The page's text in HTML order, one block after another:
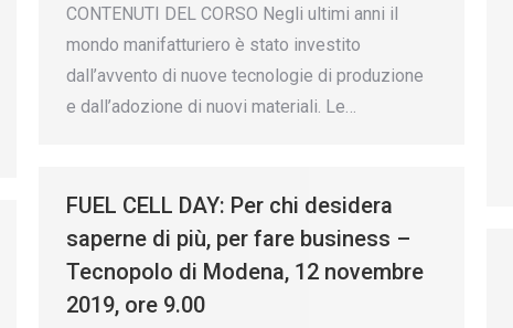
CONTENUTI DEL CORSO Negli ultimi anni il
mondo manifatturiero è stato investito
dall’avvento di nuove tecnologie di produzione
e dall’adozione di nuovi materiali. Le…
FUEL CELL DAY: Per chi desidera
saperne di più, per fare business –
Tecnopolo di Modena, 12 novembre
2019, ore 9.00